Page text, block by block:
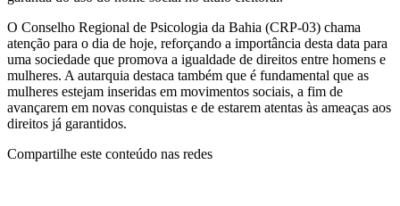
O Conselho Regional de Psicologia da Bahia (CRP-03) chama
atenção para o dia de hoje, reforçando a importância desta data para
uma sociedade que promova a igualdade de direitos entre homens e
mulheres. A autarquia destaca também que é fundamental que as
mulheres estejam inseridas em movimentos sociais, a fim de
avançarem em novas conquistas e de estarem atentas às ameaças aos
direitos já garantidos.
Compartilhe este conteúdo nas redes